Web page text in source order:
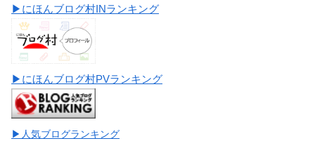
▶にほんブログ村INランキング
▶にほんブログ村PVランキング
▶人気ブログランキング